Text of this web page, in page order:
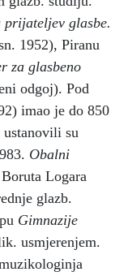
prijateljev glasbe.
1952), Piranu
za glasbeno
odgoj). Pod
imao je do 850
su
Obalni
Logara
glazb.
Gimnazije
usmjerenjem.